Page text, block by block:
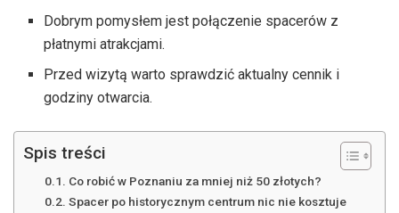
Dobrym pomysłem jest połączenie spacerów z
płatnymi atrakcjami.
Przed wizytą warto sprawdzić aktualny cennik i
godziny otwarcia.
Spis treści
Co robić w Poznaniu za mniej niż 50 złotych?
Spacer po historycznym centrum nic nie kosztuje